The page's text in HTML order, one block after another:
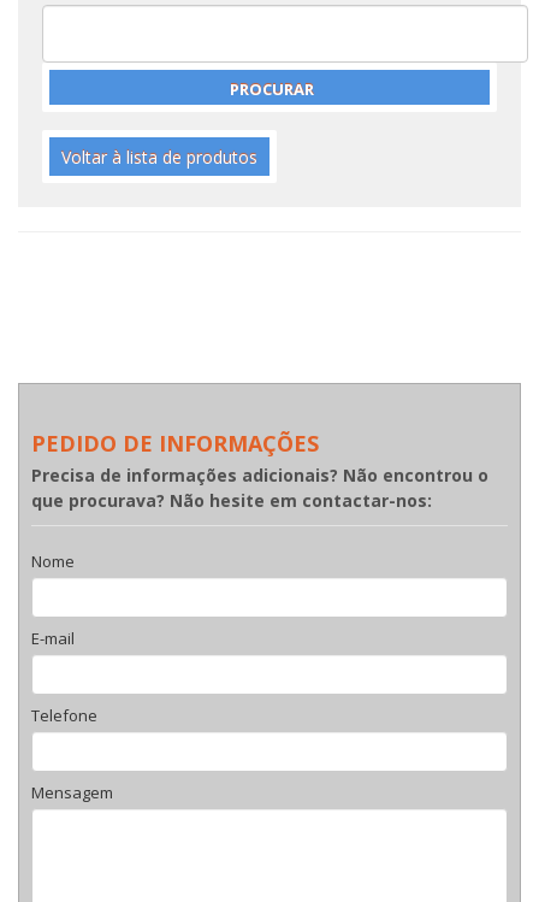
Voltar à lista de produtos
PEDIDO DE INFORMAÇÕES
Precisa de informações adicionais? Não encontrou o
que procurava? Não hesite em contactar-nos:
Nome
E-mail
Telefone
Mensagem